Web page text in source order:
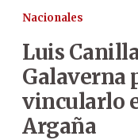
Nacionales
Luis
Galaverna
vincularlo
Argaña